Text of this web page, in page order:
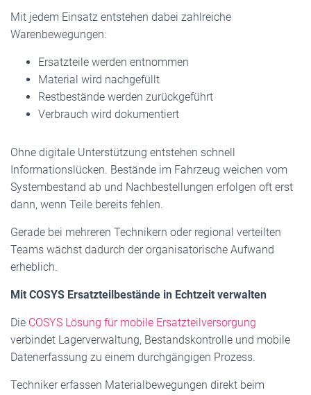
Mit jedem Einsatz entstehen dabei zahlreiche
Warenbewegungen:
Ersatzteile werden entnommen
Material wird nachgefüllt
Restbestände werden zurückgeführt
Verbrauch wird dokumentiert
Ohne digitale Unterstützung entstehen schnell
Informationslücken. Bestände im Fahrzeug weichen vom
Systembestand ab und Nachbestellungen erfolgen oft erst
dann, wenn Teile bereits fehlen.
Gerade bei mehreren Technikern oder regional verteilten
Teams wächst dadurch der organisatorische Aufwand
erheblich.
Mit COSYS Ersatzteilbestände in Echtzeit verwalten
Die COSYS Lösung für mobile Ersatzteilversorgung
verbindet Lagerverwaltung, Bestandskontrolle und mobile
Datenerfassung zu einem durchgängigen Prozess.
Techniker erfassen Materialbewegungen direkt beim